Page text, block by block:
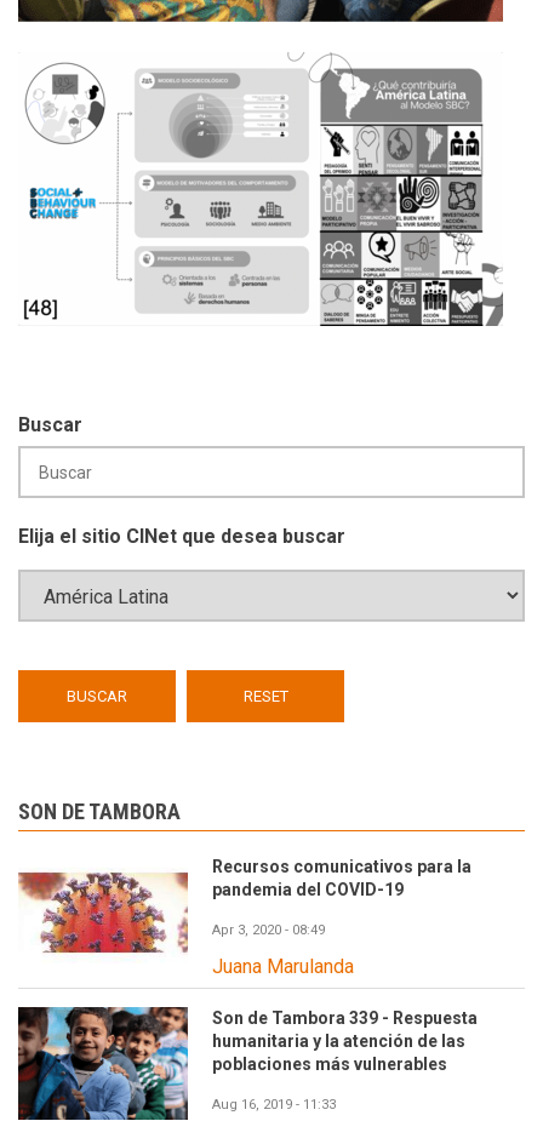
Buscar
Elija el sitio CINet que desea buscar
SON DE TAMBORA
Recursos comunicativos para la
pandemia del COVID-19
Apr 3, 2020 - 08:49
Juana Marulanda
Son de Tambora 339 - Respuesta
humanitaria y la atención de las
poblaciones más vulnerables
Aug 16, 2019 - 11:33